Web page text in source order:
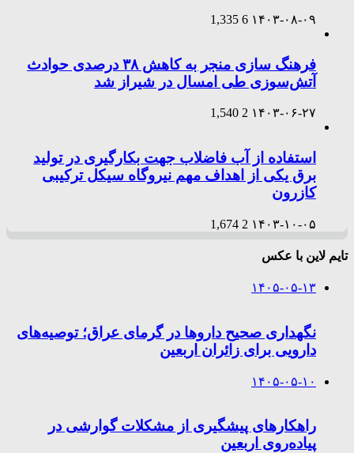
۱۴۰۳-۰۸-۰۹ 6
1,335
فرهنگ سازی منجر به کاهش ۳۸ درصدی حوادث
آتش‌سوزی طی امسال در شیراز شد
۱۴۰۳-۰۶-۲۷ 2
1,540
استفاده از آب فاضلاب جهت بکارگیری در تولید
برق یکی از اهداف مهم نیروگاه سیکل ترکیبی
کازرون
۱۴۰۳-۱۰-۰۵ 2
1,674
تایم لاین با عکس
۱۴۰۵-۰۵-۱۳
نگهداری صحیح داروها در گرمای عراق؛ توصیه‌های
دارویی برای زائران اربعین
۱۴۰۵-۰۵-۱۰
راهکارهای پیشگیری از مشکلات گوارشی در
پیاده‌روی اربعین